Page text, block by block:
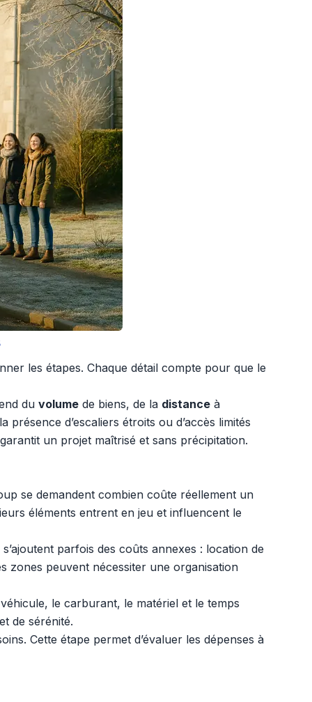
les étapes. Chaque détail compte pour que le
du volume de biens, de la distance à
d’escaliers étroits ou d’accès limités
un projet maîtrisé et sans précipitation.
se demandent combien coûte réellement un
éléments entrent en jeu et influencent le
parfois des coûts annexes : location de
zones peuvent nécessiter une organisation
le carburant, le matériel et le temps
de sérénité.
Cette étape permet d’évaluer les dépenses à